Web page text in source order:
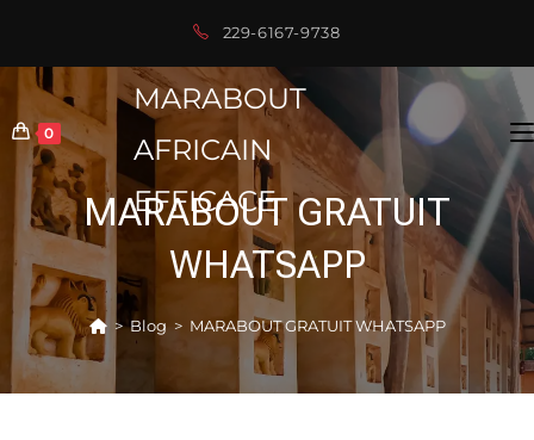
content
229-6167-9738
0
MARABOUT
AFRICAIN
EFFICACE
MARABOUT GRATUIT
WHATSAPP
> Blog > MARABOUT GRATUIT WHATSAPP